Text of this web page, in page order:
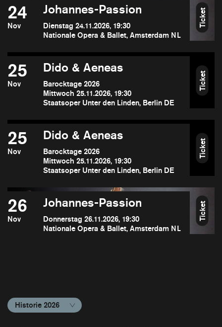
24
Nov
Johannes-Passion
Dienstag 24.11.2026, 19:30
Nationale Opera & Ballet, Amsterdam NL
Ticket
25
Nov
Dido & Aeneas
Barocktage 2026
Mittwoch 25.11.2026, 19:30
Staatsoper Unter den Linden, Berlin DE
Ticket
25
Nov
Dido & Aeneas
Barocktage 2026
Mittwoch 25.11.2026, 19:30
Staatsoper Unter den Linden, Berlin DE
Ticket
26
Nov
Johannes-Passion
Donnerstag 26.11.2026, 19:30
Nationale Opera & Ballet, Amsterdam NL
Ticket
Historie 2026